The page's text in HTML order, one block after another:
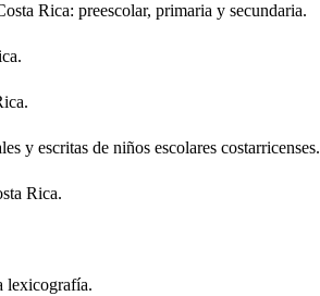
Rica: preescolar, primaria y secundaria.
y escritas de niños escolares costarricenses.
Rica.
lexicografía.